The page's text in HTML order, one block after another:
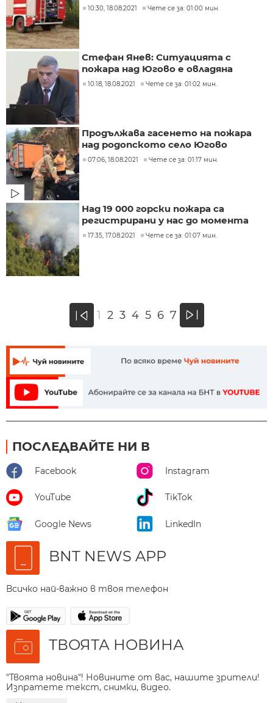
10:30, 18.08.2021 Чете се за: 01:00 мин.
Стефан Янев: Ситуацията с
пожара над Югово е овладяна
10:18, 18.08.2021 Чете се за: 01:02 мин.
Продължава гасенето на пожара
над родопското село Югово
07:06, 18.08.2021 Чете се за: 01:17 мин.
Над 19 000 горски пожара са
регистрирани у нас до момента
17:35, 17.08.2021 Чете се за: 01:07 мин.
« 1 2 3 4 5 6 7 »
ПОСЛЕДВАЙТЕ НИ В
Facebook Instagram
YouTube TikTok
Google News LinkedIn
BNT NEWS APP
Всичко най-важно в твоя телефон
ТВОЯТА НОВИНА
"Твоята новина"! Новините от вас, нашите зрители!
Изпратете текст, снимки, видео.